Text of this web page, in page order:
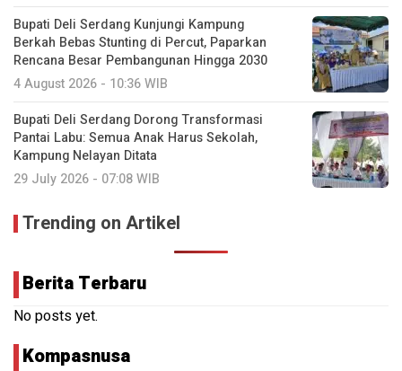
Bupati Deli Serdang Kunjungi Kampung
Berkah Bebas Stunting di Percut, Paparkan
Rencana Besar Pembangunan Hingga 2030
4 August 2026 - 10:36 WIB
Bupati Deli Serdang Dorong Transformasi
Pantai Labu: Semua Anak Harus Sekolah,
Kampung Nelayan Ditata
29 July 2026 - 07:08 WIB
Trending on Artikel
Berita Terbaru
No posts yet.
Kompasnusa